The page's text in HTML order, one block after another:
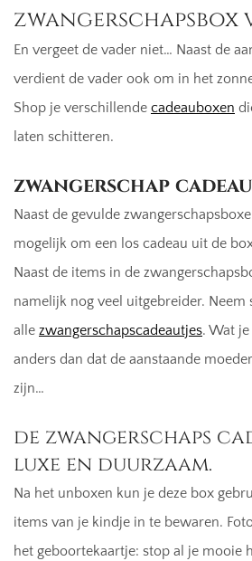
zwangerschapsbox
En vergeet de vader niet… Naast de
verdient de vader ook om in het
Shop je verschillende cadeauboxen
laten schitteren.
zwangerschap
Naast de gevulde
mogelijk om een los cadeau uit de
Naast de items in de
namelijk nog veel uitgebreider. Neem
alle zwangerschapscadeautjes. Wat
anders dan dat de aanstaande
zijn…
de zwangerschaps
luxe en duurzaam.
Na het unboxen kun je deze box
items van je kindje in te bewaren.
het geboortekaartje: stop al je mooie